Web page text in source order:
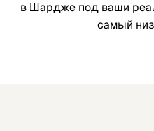
в Шардже под ваши
самый